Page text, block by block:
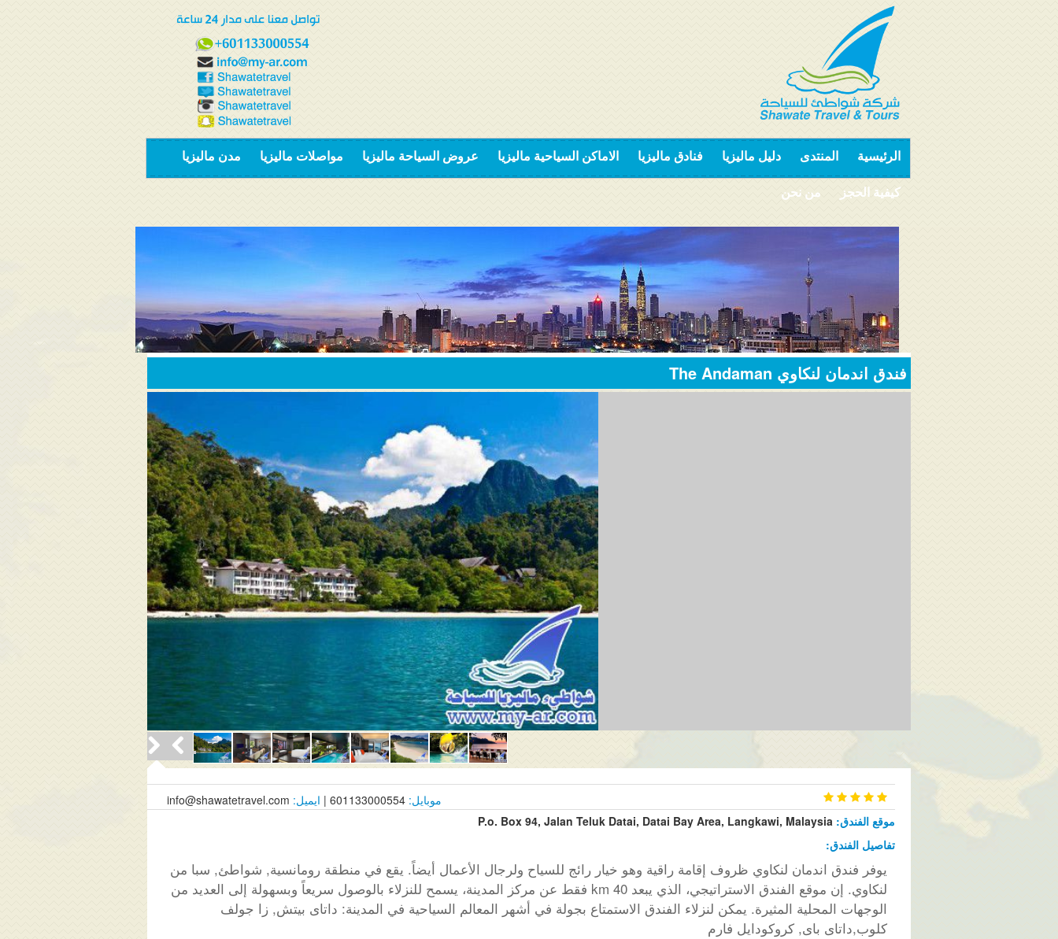
الرئيسية المنتدى دليل ماليزيا فنادق ماليزيا الاماكن السياحية ماليزيا عروض السياحة ماليزيا مواصلات ماليزيا مدن ماليزيا
كيفية الحجز من نحن
فندق اندمان لنكاوي The Andaman
موبايل: 601133000554 | ايميل: info@shawatetravel.com
موقع الفندق: P.o. Box 94, Jalan Teluk Datai, Datai Bay Area, Langkawi, Malaysia
تفاصيل الفندق:
يوفر فندق اندمان لنكاوي ظروف إقامة راقية وهو خيار رائج للسياح ولرجال الأعمال أيضاً. يقع في منطقة رومانسية, شواطئ, سبا من
لنكاوي. إن موقع الفندق الاستراتيجي، الذي يبعد 40 km فقط عن مركز المدينة، يسمح للنزلاء بالوصول سريعاً وبسهولة إلى العديد من
الوجهات المحلية المثيرة. يمكن لنزلاء الفندق الاستمتاع بجولة في أشهر المعالم السياحية في المدينة: داتاى بيتش, زا جولف
كلوب,داتاى باى, كروكودايل فارم